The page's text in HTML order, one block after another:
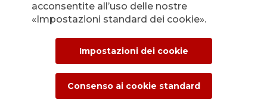
L’Ufficio stampa di
APG|SGA per le
news e i comunicati
stampa.
acconsentite all’uso delle nostre
«Impostazioni standard dei cookie».
Impostazioni dei cookie
Consenso ai cookie standard